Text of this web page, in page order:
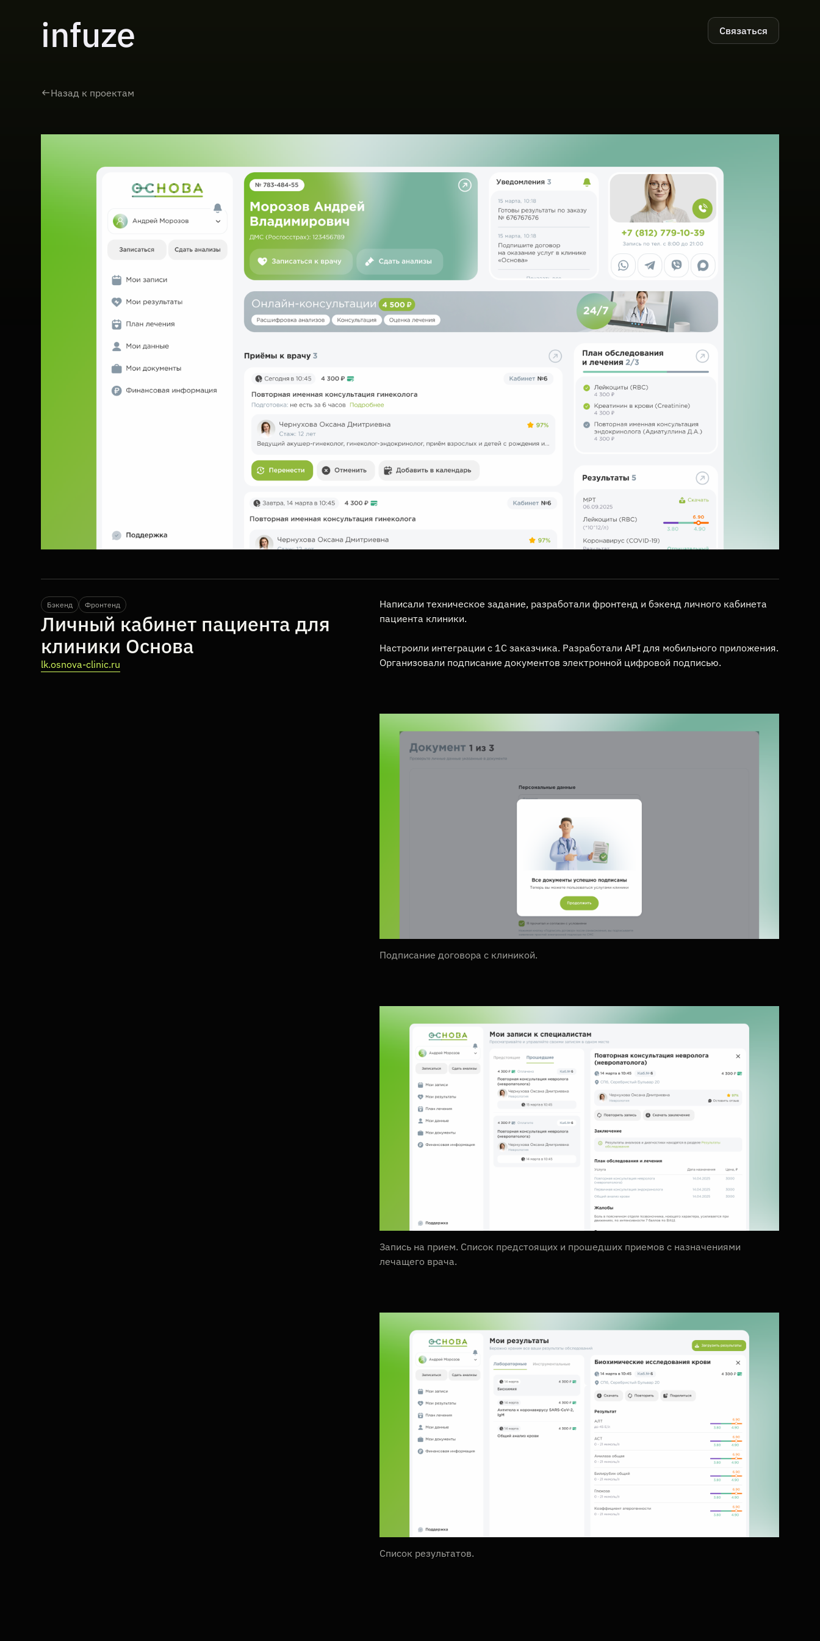
infuze Связаться
Назад к проектам
Бэкенд Фронтенд
Личный кабинет пациента для
клиники Основа
lk.osnova-clinic.ru
Написали техническое задание, разработали фронтенд и бэкенд личного кабинета
пациента клиники.
Настроили интеграции с 1С заказчика. Разработали API для мобильного приложения.
Организовали подписание документов электронной цифровой подписью.
Подписание договора с клиникой.
Запись на прием. Список предстоящих и прошедших приемов с назначениями
лечащего врача.
Список результатов.